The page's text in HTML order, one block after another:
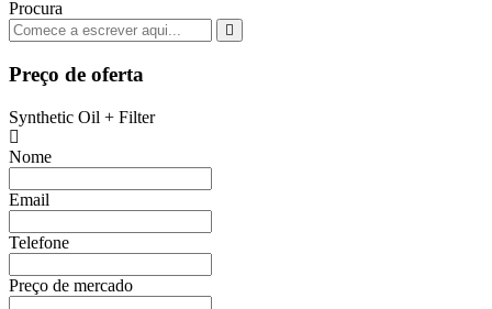
Procura
Preço de oferta
Synthetic Oil + Filter
Nome
Email
Telefone
Preço de mercado